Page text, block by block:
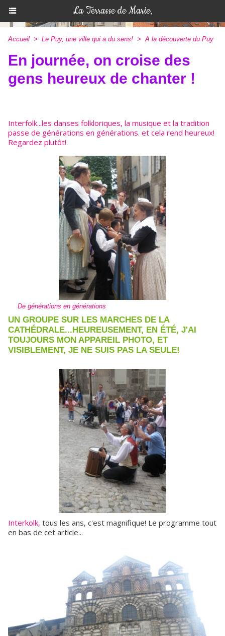
La Terrasse de Marie,
Accueil > Le Puy, une ville qui a du sens! > A la découverte du Puy
En journée, on croise des
gens heureux de chanter !
Interfolk...les danses folkloriques, la musique et la tradition
passe de générations en générations. et cela rend heureux!
Regardez plutôt!
De générations en générations
UN GROUPE SUR LES MARCHES DE LA
CATHÉDRALE...HEUREUSEMENT, EN ÉTÉ, J'AI
TOUJOURS MON APPAREIL PHOTO, ET
VISIBLEMENT, JE NE SUIS PAS LA SEULE!
Interkolk, tous les ans, c'est magnifique! Le programme tout
en bas de cet article...